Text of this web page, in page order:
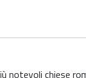
notevoli chiese